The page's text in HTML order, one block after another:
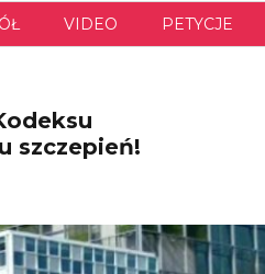
VIDEO PETYCJE
szczepień!